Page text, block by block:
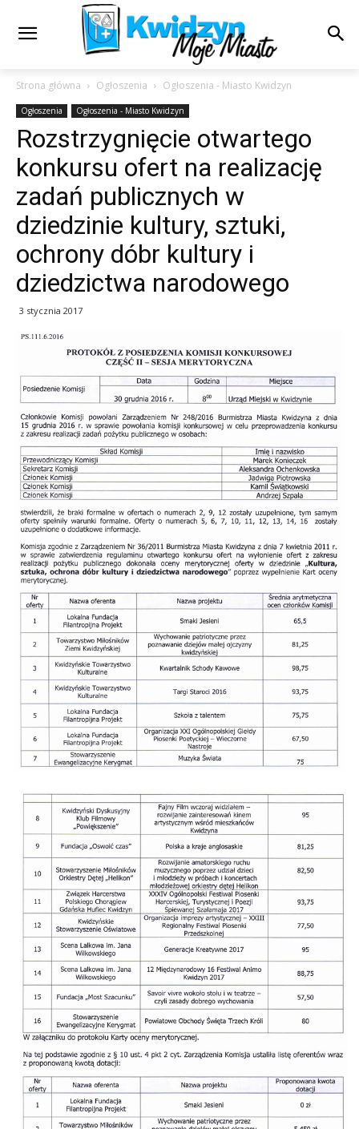
Strona główna Ogłoszenia Ogłoszenia - Miasto Kwidzyn
Ogłoszenia Ogłoszenia - Miasto Kwidzyn
Rozstrzygnięcie otwartego
konkursu ofert na realizację
zadań publicznych w
dziedzinie kultury, sztuki,
ochrony dóbr kultury i
dziedzictwa narodowego
3 stycznia 2017